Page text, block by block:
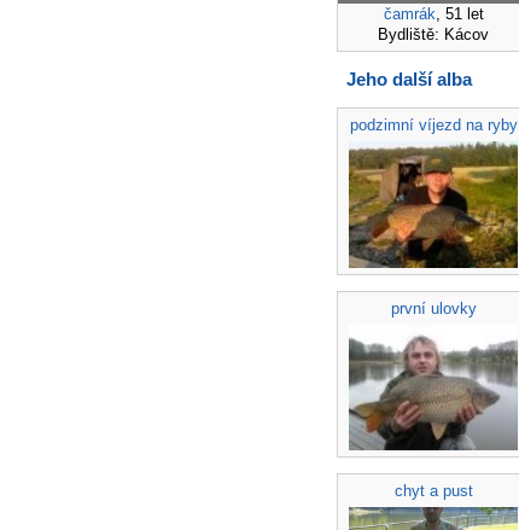
čamrák, 51 let
Bydliště: Kácov
Jeho další alba
podzimní víjezd na ryby
první ulovky
chyt a pust